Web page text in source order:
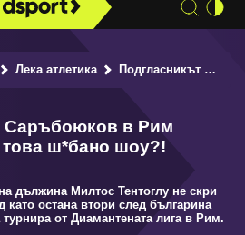
Лека атлетика Подгласникът на Саръбоюков в Рим избухна: Какво е това ш*бано шоу?!
Саръбоюков в Рим
това ш*бано шоу?!
дължина Милтос Тентоглу не скри
като остана втори след българина
от Диамантената лига в Рим.